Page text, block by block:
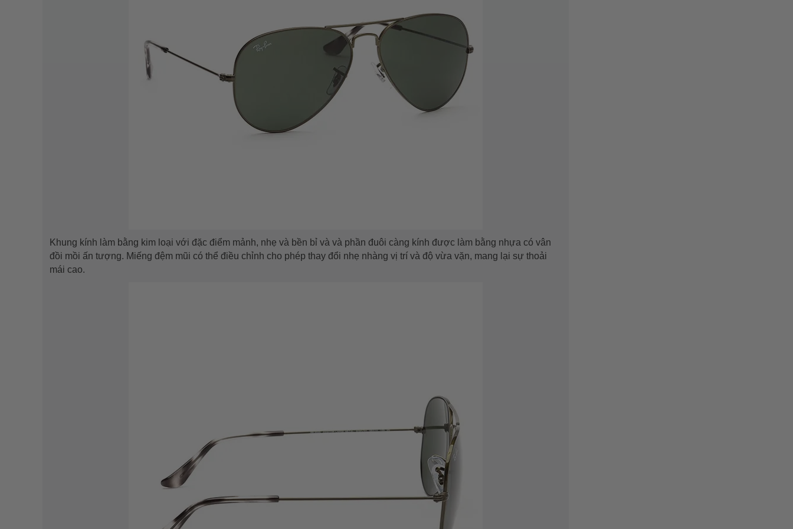
Khung kính làm bằng kim loại với đặc điểm mảnh, nhẹ và bền bỉ và và phần đuôi càng kính được làm bằng nhựa có vân
đồi mồi ấn tượng. Miếng đệm mũi có thể điều chỉnh cho phép thay đổi nhẹ nhàng vị trí và độ vừa vặn, mang lại sự thoải
mái cao.